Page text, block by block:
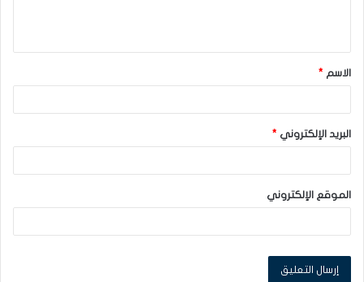
ق
*الاسم *
البريد الإلكتروني *
الموقع الإلكتروني